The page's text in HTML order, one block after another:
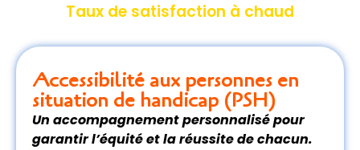
Taux de satisfaction à chaud
Accessibilité aux personnes en
situation de handicap (PSH)
Un accompagnement personnalisé pour
garantir l’équité et la réussite de chacun.